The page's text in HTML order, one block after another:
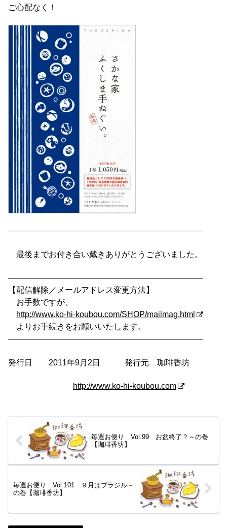
ご心配なく！
————————————————————————
最後までお付き合い戴きありがとうございました。
————————————————————————
【配信解除／メールアドレス変更方法】
お手数ですが、
http://www.ko-hi-koubou.com/SHOP/mailmag.html
よりお手続きをお願いいたします。
————————————————————————
発行日 2011年9月2日 発行元 珈琲香坊
http://www.ko-hi-koubou.com
毎週お便り Vol.99 お盆終了？～の巻
【珈琲香坊】
毎週お便り Vol.101 ９月はブラジル～
の巻【珈琲香坊】